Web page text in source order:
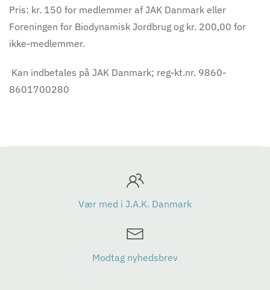
Pris: kr. 150 for medlemmer af JAK Danmark eller
Foreningen for Biodynamisk Jordbrug og kr. 200,00 for
ikke-medlemmer.
Kan indbetales på JAK Danmark; reg-kt.nr. 9860-
8601700280
Vær med i J.A.K. Danmark
Modtag nyhedsbrev